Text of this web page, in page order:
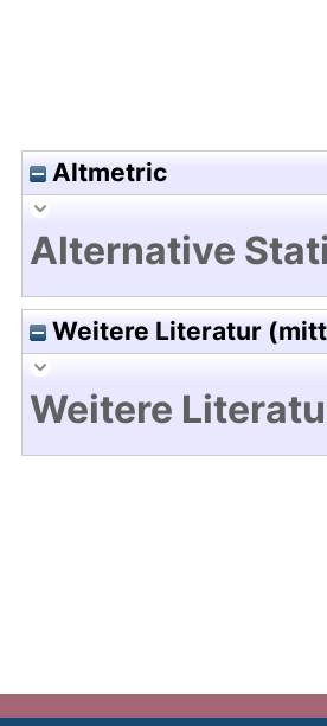
Altmetric
Alternative
Weitere Literatur
Weitere